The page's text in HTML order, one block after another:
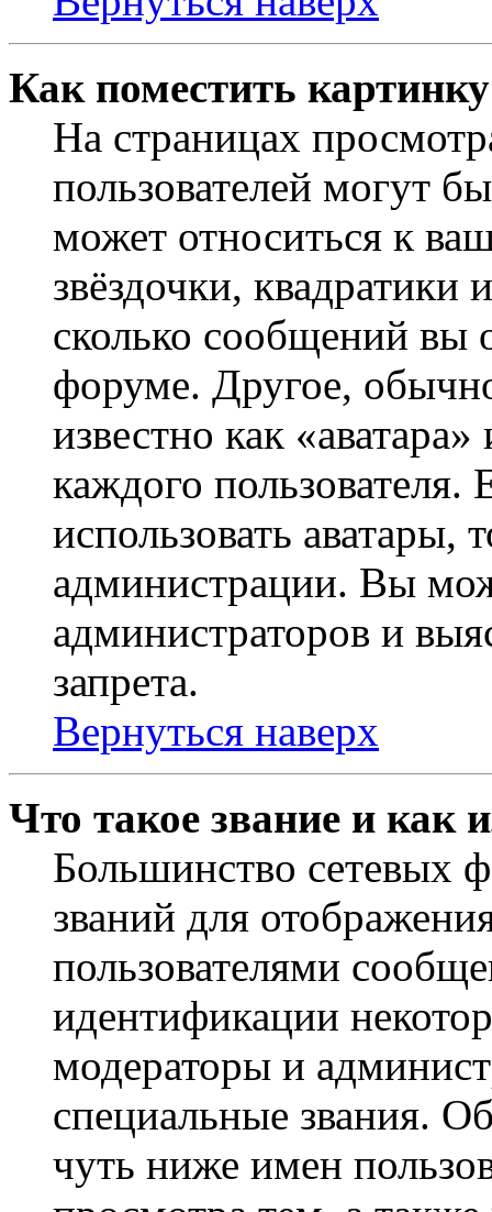
Как поместить
На страницах
пользователей могут
может относиться к
звёздочки,
сколько сообщений вы
форуме. Другое,
известно как
каждого
использовать аватары,
администрации. Вы
администраторов и
запрета.
Вернуться наверх
Что такое звание и как
Большинство сетевых
званий для
пользователями
идентификации
модераторы и
специальные звания.
чуть ниже имен